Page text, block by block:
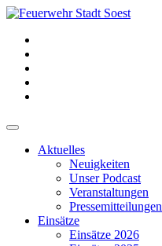
Aktuelles
Neuigkeiten
Unser Podcast
Veranstaltungen
Pressemitteilungen
Einsätze
Einsätze 2026